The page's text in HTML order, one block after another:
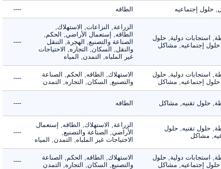
إجتماعيه الطاقه ----
استجابات دولية, حلول
إجتماعيه, مشاكل
الزراعة, النزاعات, الاستهلاك,
الطاقه, إستعمال الأراضي, الحكم,
الصناعة والتصنيع, الهجرة, التنقل
والنقل, السكان, التجاره, الاحتياجات
غير الملباه, التمدن, المياه
----
استجابات دولية, حلول
إجتماعيه, مشاكل
الاستهلاك, الطاقه, الحكم, الصناعة
والتصنيع, السكان, التجاره, التمدن
----
حلول تقنيه, مشاكل الطاقه ----
حلول تقنيه, حلول
مشاكل
الزراعة, الاستهلاك, الطاقه, إستعمال
الأراضي, الصناعة والتصنيع,
الاحتياجات غير الملباه, التمدن, المياه
----
استجابات دولية, حلول
إجتماعيه, مشاكل
الاستهلاك, الطاقه, الحكم, الصناعة
والتصنيع, السكان, التجاره, التمدن
----